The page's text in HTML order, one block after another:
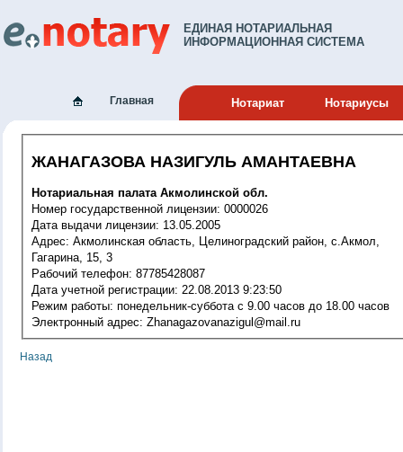
ЕДИНАЯ НОТАРИАЛЬНАЯ
ИНФОРМАЦИОННАЯ СИСТЕМА
Главная Нотариат Нотариусы
ЖАНАГАЗОВА НАЗИГУЛЬ АМАНТАЕВНА
Нотариальная палата Акмолинской обл.
Номер государственной лицензии: 0000026
Дата выдачи лицензии: 13.05.2005
Адрес: Акмолинская область, Целиноградский район, с.Акмол,
Гагарина, 15, 3
Рабочий телефон: 87785428087
Дата учетной регистрации: 22.08.2013 9:23:50
Режим работы: понедельник-суббота с 9.00 часов до 18.00 часов
Электронный адрес: Zhanagazovanazigul@mail.ru
Назад